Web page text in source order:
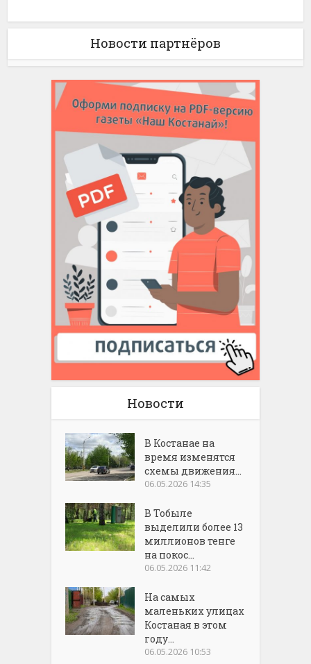
Новости партнёров
Новости
В Костанае на
время изменятся
схемы движения...
06.05.2026 14:35
В Тобыле
выделили более 13
миллионов тенге
на покос...
06.05.2026 11:42
На самых
маленьких улицах
Костаная в этом
году...
06.05.2026 10:53